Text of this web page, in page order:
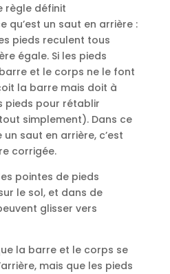
règle définit
qu’est un saut en arrière :
pieds reculent tous
égale. Si les pieds
et le corps ne le font
la barre mais doit à
pieds pour rétablir
simplement). Dans ce
saut en arrière, c’est
corrigée.
pointes de pieds
le sol, et dans de
glisser vers
la barre et le corps se
mais que les pieds